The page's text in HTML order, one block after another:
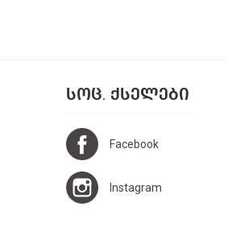
ᲡᲝᲪ. ᲥᲡᲔᲚᲔᲑᲘ
Facebook
Instagram